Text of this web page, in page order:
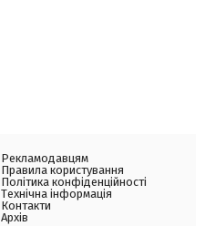
Рекламодавцям
Правила користування
Політика конфіденційності
Технічна інформація
Контакти
Архів